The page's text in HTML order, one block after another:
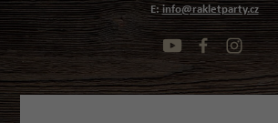
E:info@rakletparty.cz